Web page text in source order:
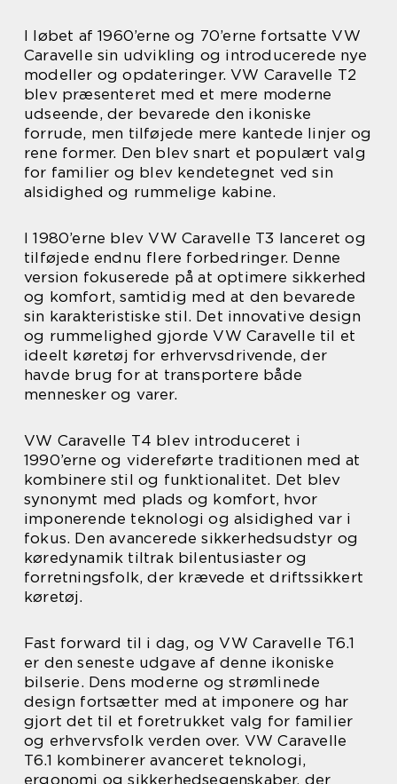
I løbet af 1960’erne og 70’erne fortsatte VW
Caravelle sin udvikling og introducerede nye
modeller og opdateringer. VW Caravelle T2
blev præsenteret med et mere moderne
udseende, der bevarede den ikoniske
forrude, men tilføjede mere kantede linjer og
rene former. Den blev snart et populært valg
for familier og blev kendetegnet ved sin
alsidighed og rummelige kabine.
I 1980’erne blev VW Caravelle T3 lanceret og
tilføjede endnu flere forbedringer. Denne
version fokuserede på at optimere sikkerhed
og komfort, samtidig med at den bevarede
sin karakteristiske stil. Det innovative design
og rummelighed gjorde VW Caravelle til et
ideelt køretøj for erhvervsdrivende, der
havde brug for at transportere både
mennesker og varer.
VW Caravelle T4 blev introduceret i
1990’erne og videreførte traditionen med at
kombinere stil og funktionalitet. Det blev
synonymt med plads og komfort, hvor
imponerende teknologi og alsidighed var i
fokus. Den avancerede sikkerhedsudstyr og
køredynamik tiltrak bilentusiaster og
forretningsfolk, der krævede et driftssikkert
køretøj.
Fast forward til i dag, og VW Caravelle T6.1
er den seneste udgave af denne ikoniske
bilserie. Dens moderne og strømlinede
design fortsætter med at imponere og har
gjort det til et foretrukket valg for familier
og erhvervsfolk verden over. VW Caravelle
T6.1 kombinerer avanceret teknologi,
ergonomi og sikkerhedsegenskaber, der